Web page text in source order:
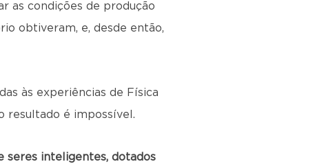
as condições de produção
obtiveram, e, desde então,
às experiências de Física
resultado é impossível.
seres inteligentes, dotados